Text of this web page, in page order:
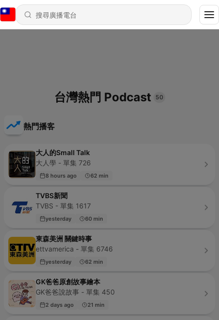
台灣熱門 Podcast 50
熱門播客
大人的Small Talk
大人學 - 單集 726
8 hours ago 62 min
TVBS新聞
TVBS - 單集 1617
yesterday 60 min
東森美洲 關鍵時事
ettvamerica - 單集 6746
yesterday 62 min
GK爸爸原創故事繪本
GK爸爸說故事 - 單集 450
2 days ago 21 min